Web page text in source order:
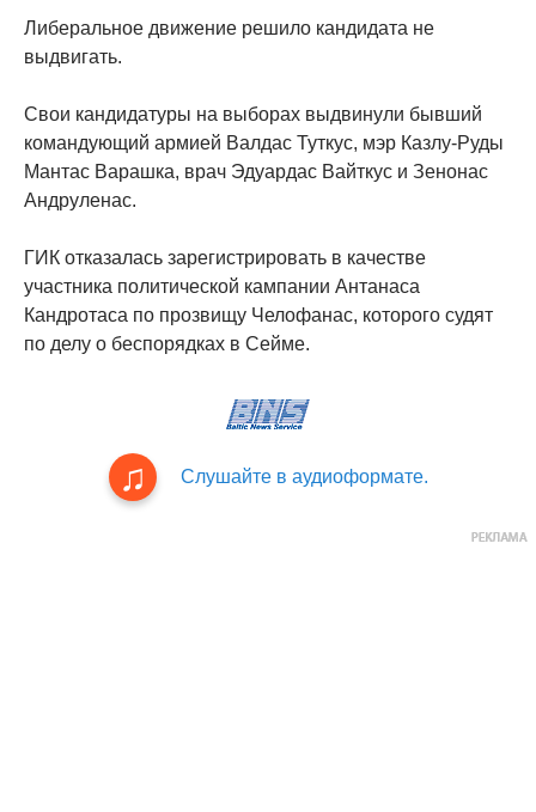
Либеральное движение решило кандидата не
выдвигать.
Свои кандидатуры на выборах выдвинули бывший
командующий армией Валдас Туткус, мэр Казлу-Руды
Мантас Варашка, врач Эдуардас Вайткус и Зенонас
Андруленас.
ГИК отказалась зарегистрировать в качестве
участника политической кампании Антанаса
Кандротаса по прозвищу Челофанас, которого судят
по делу о беспорядках в Сейме.
Слушайте в аудиоформате.